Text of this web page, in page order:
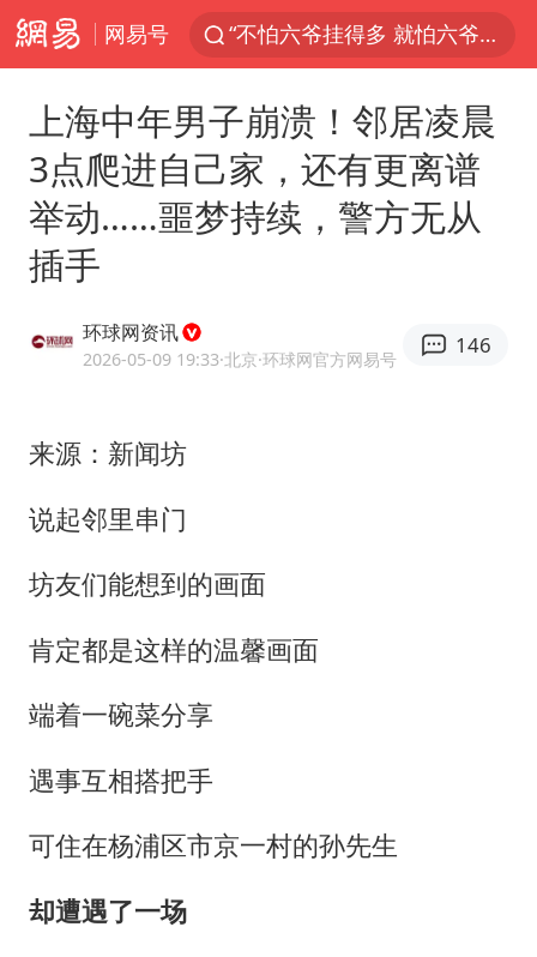
网易号
新疆景区自驾服务费改为按车收费
直击东北超：哈尔滨vs通辽
36岁男演员成景区NPC后人气爆棚
大V：马科斯把路走绝了
上海中年男子崩溃！邻居凌晨
3点爬进自己家，还有更离谱
举动……噩梦持续，警方无从
插手
环球网资讯
2026-05-09 19:33·北京·环球网官方网易号
146
来源：新闻坊
说起邻里串门
坊友们能想到的画面
肯定都是这样的温馨画面
端着一碗菜分享
遇事互相搭把手
可住在杨浦区市京一村的孙先生
却遭遇了一场